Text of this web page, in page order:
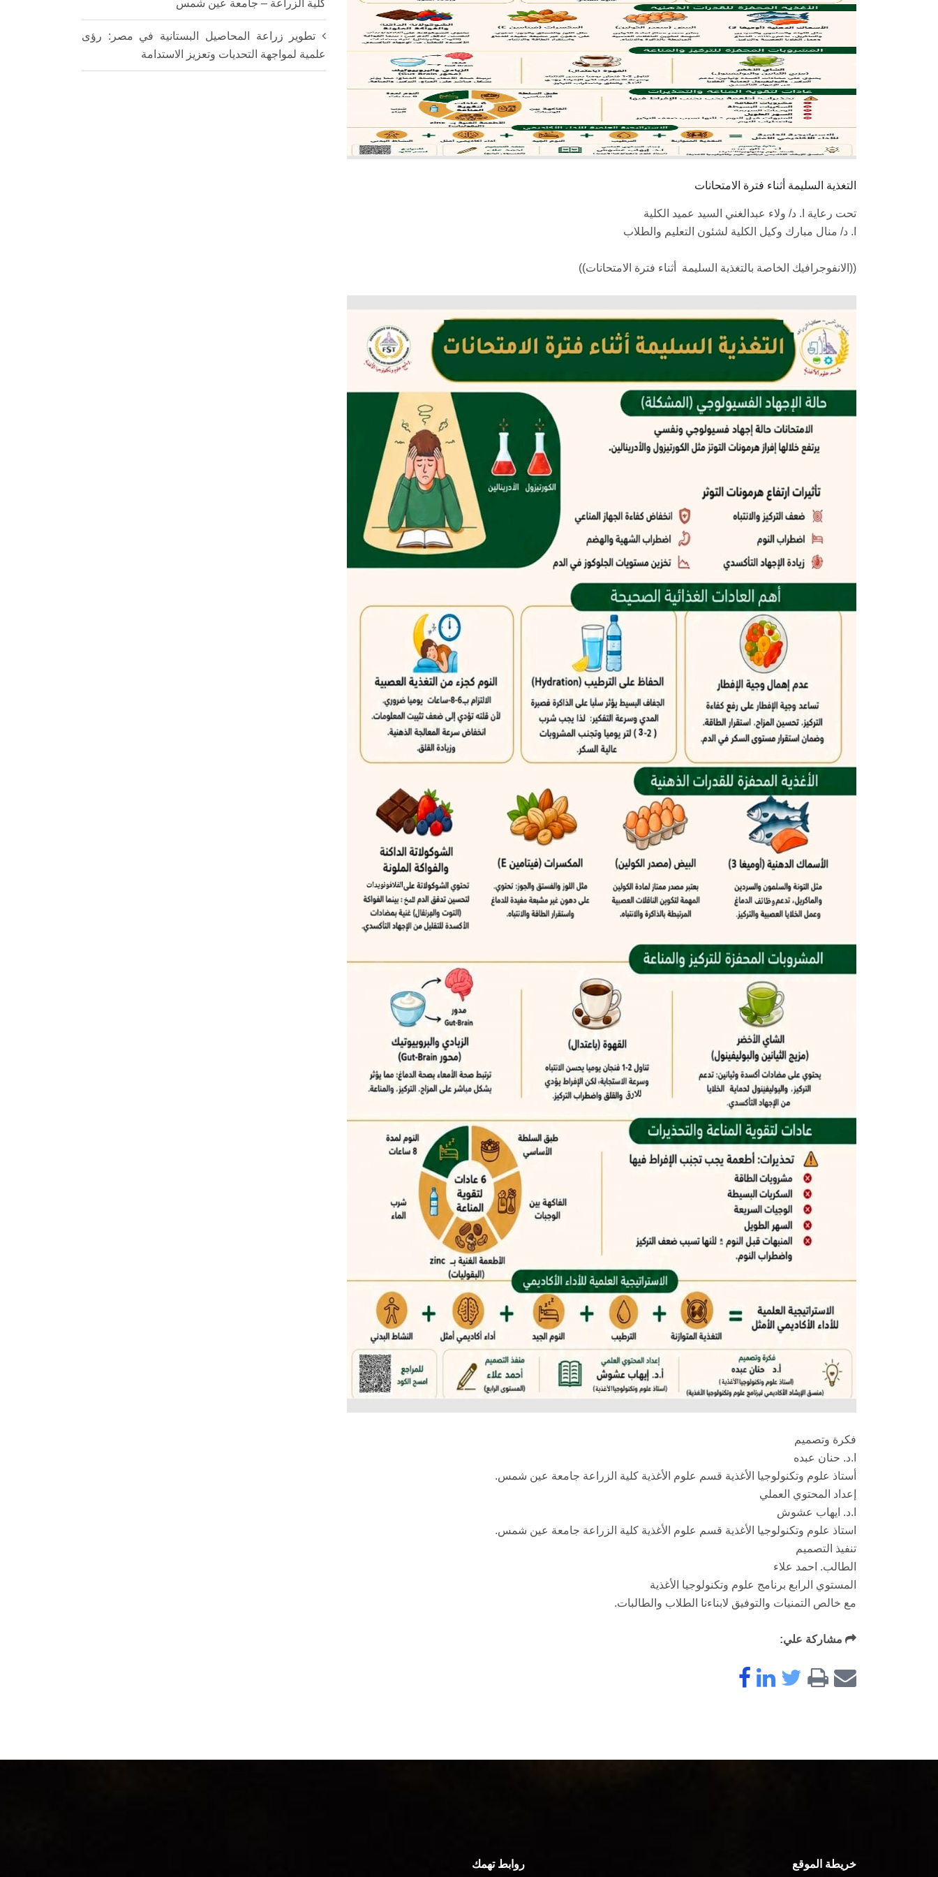
التغذية السليمة أثناء فترة الامتحانات
تحت رعاية ا. د/ ولاء عبدالغني السيد عميد الكلية
ا. د/ منال مبارك وكيل الكلية لشئون التعليم والطلاب
((الانفوجرافيك الخاصة بالتغذية السليمة أثناء فترة الامتحانات))
فكرة وتصميم
ا.د. حنان عبده
أستاذ علوم وتكنولوجيا الأغذية قسم علوم الأغذية كلية الزراعة جامعة عين شمس.
إعداد المحتوي العملي
ا.د. ايهاب عشوش
استاذ علوم وتكنولوجيا الأغذية قسم علوم الأغذية كلية الزراعة جامعة عين شمس.
تنفيذ التصميم
الطالب. احمد علاء
المستوي الرابع برنامج علوم وتكنولوجيا الأغذية
مع خالص التمنيات والتوفيق لابناءنا الطلاب والطالبات.
مشاركة علي:
كلية الزراعة – جامعة عين شمس
تطوير زراعة المحاصيل البستانية في مصر: رؤى
علمية لمواجهة التحديات وتعزيز الاستدامة
خريطة الموقع روابط تهمك